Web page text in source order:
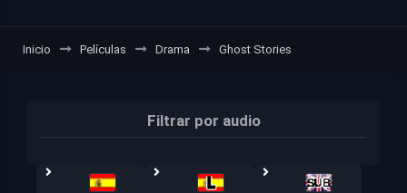
Inicio Películas Drama Ghost Stories
Filtrar por audio